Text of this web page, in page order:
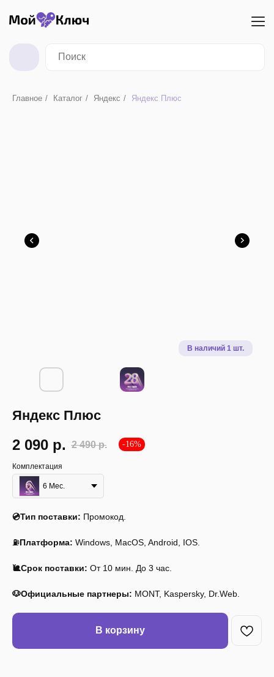
Главное / Каталог / Яндекс / Яндекс Плюс
Яндекс Плюс
2 090 р. 2 490 р. -16%
Комплектация
6 Мес.
💿Тип поставки: Промокод.
⛽Платформа: Windows, MacOS, Android, IOS.
🐌Срок поставки: От 10 мин. До 3 час.
🐶Официальные партнеры: MONT, Kaspersky, Dr.Web.
В корзину